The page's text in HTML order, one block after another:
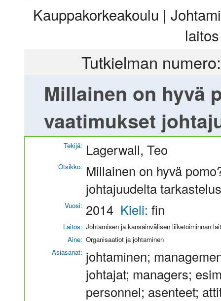
Kauppakorkeakoulu |
Tutkielman
Millainen on hyvä
vaatimukset
Tekijä: Lagerwall, Teo
Otsikko: Millainen on hyvä
johtajuudelta
Vuosi: 2014 Kieli: fin
Laitos: Johtamisen ja kansainvälisen liiketoiminnan
Aine: Organisaatiot ja johtaminen
Asiasanat: johtaminen;
johtajat; managers;
personnel; asenteet;